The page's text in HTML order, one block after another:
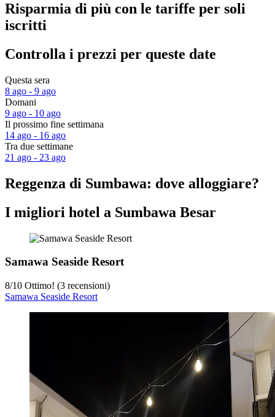
Risparmia di più con le tariffe per soli
iscritti
Controlla i prezzi per queste date
Questa sera
8 ago - 9 ago
Domani
9 ago - 10 ago
Il prossimo fine settimana
14 ago - 16 ago
Tra due settimane
21 ago - 23 ago
Reggenza di Sumbawa: dove alloggiare?
I migliori hotel a Sumbawa Besar
Samawa Seaside Resort
8/10 Ottimo! (3 recensioni)
Samawa Seaside Resort